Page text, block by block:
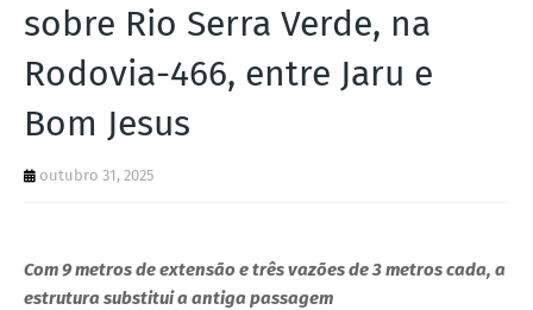
sobre Rio Serra Verde, na
Rodovia-466, entre Jaru e
Bom Jesus
outubro 31, 2025
Com 9 metros de extensão e três vazões de 3 metros cada, a
estrutura substitui a antiga passagem